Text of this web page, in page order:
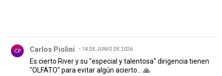
CP Carlos Piolini 14 DE JUNIO DE 2026
Es cierto River y su "especial y talentosa" dirigencia tienen
"OLFATO" para evitar algún acierto... 🙏